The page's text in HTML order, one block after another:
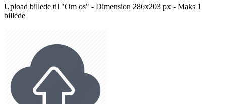
Upload billede til "Om os" - Dimension 286x203 px - Maks 1
billede